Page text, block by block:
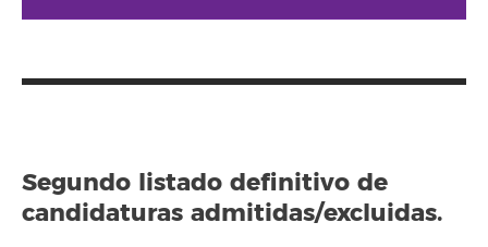
Segundo listado definitivo de
candidaturas admitidas/excluidas.